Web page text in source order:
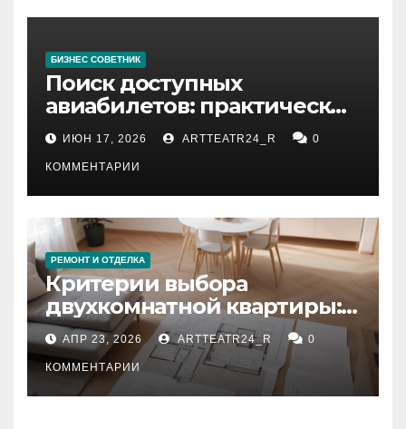
БИЗНЕС СОВЕТНИК
Поиск доступных
авиабилетов: практические
рекомендации
ИЮН 17, 2026 ARTTEATR24_R 0
КОММЕНТАРИИ
РЕМОНТ И ОТДЕЛКА
Критерии выбора
двухкомнатной квартиры:
планировка, площадь,
состояние и документация
АПР 23, 2026 ARTTEATR24_R 0
КОММЕНТАРИИ